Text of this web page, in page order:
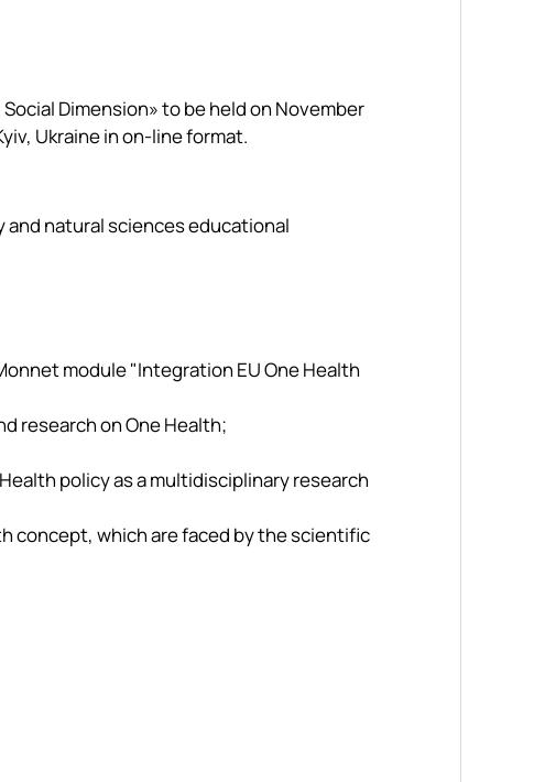
Social Dimension» to be held on November
Ukraine inon-line format.
natural sciences educational
module "Integration EU One Health
research on One Health;
policy as a multidisciplinary research
concept, which are faced by the scientific